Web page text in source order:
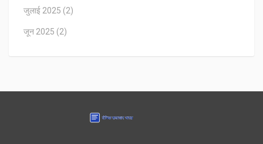
जुलाई 2025 (2)
जून 2025 (2)